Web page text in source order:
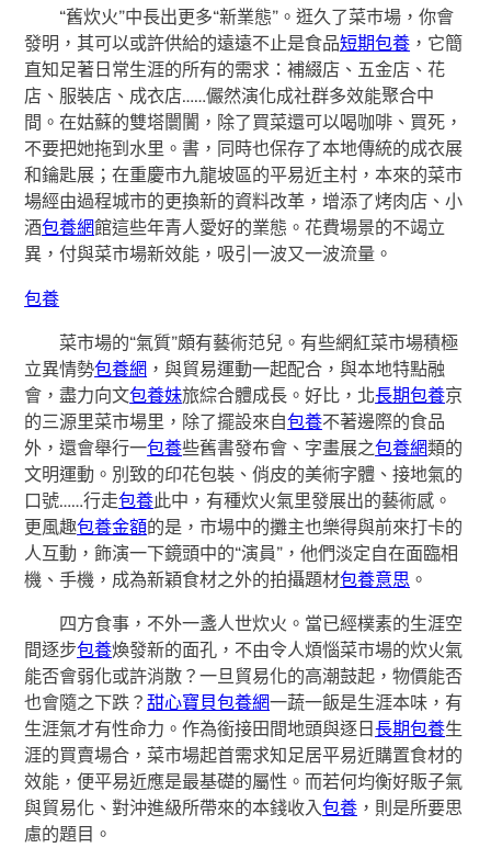
“舊炊火”中長出更多“新業態”。逛久了菜巿場，你會
發明，其可以或許供給的遠遠不止是食品短期包養 ，它簡
直知足著日常生涯的所有的需求：補綴店、五金店、花
店、服裝店、成衣店……儼然演化成社群多效能聚合中
間。在姑蘇的雙塔闤闠，除了買菜還可以喝咖啡、買死，
不要把她拖到水里。書，同時也保存了本地傳統的成衣展
和鑰匙展；在重慶市九龍坡區的平易近主村，本來的菜市
場經由過程城市的更換新的資料改革，增添了烤肉店、小
酒包養網館這些年青人愛好的業態。花費場景的不竭立
異，付與菜市場新效能，吸引一波又一波流量。
包養
菜市場的“氣質”頗有藝術范兒。有些網紅菜市場積極
立異情勢包養網 ，與貿易運動一起配合，與本地特點融
會，盡力向文包養妹旅綜合體成長。好比，北長期包養京
的三源里菜市場里，除了擺設來自包養不著邊際的食品
外，還會舉行一包養些舊書發布會、字畫展之包養網類的
文明運動。別致的印花包裝、俏皮的美術字體、接地氣的
口號……行走包養此中，有種炊火氣里發展出的藝術感。
更風趣包養金額的是，市場中的攤主也樂得與前來打卡的
人互動，飾演一下鏡頭中的“演員”，他們淡定自在面臨相
機、手機，成為新穎食材之外的拍攝題材包養意思 。
四方食事，不外一盞人世炊火。當已經樸素的生涯空
間逐步包養煥發新的面孔，不由令人煩惱菜市場的炊火氣
能否會弱化或許消散？一旦貿易化的高潮鼓起，物價能否
也會隨之下跌？甜心寶貝包養網一蔬一飯是生涯本味，有
生涯氣才有性命力。作為銜接田間地頭與逐日長期包養生
涯的買賣場合，菜市場起首需求知足居平易近購置食材的
效能，便平易近應是最基礎的屬性。而若何均衡好販子氣
與貿易化、對沖進級所帶來的本錢收入包養 ，則是所要思
慮的題目。